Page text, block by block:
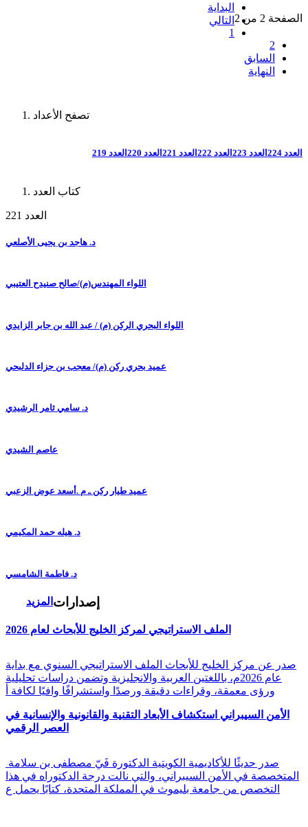
الصفحة 2 من 2
البداية
التالي
1
2
السابق
النهاية
تصفح الأعداد
العدد 224 العدد 223 العدد 222 العدد 221 العدد 220 العدد 219
كتاب العدد
العدد 221
د. هاجد بن يحيى الأصلعي
اللواء المهندس(م)/صالح صنيدح العتيبي
اللواء البحري الركن (م) / عبد الله بن جابر الزايدي
عميد بحري ركن (م)/ معجب بن جزاء الدلبحي
د. سامي ثامر الرشيدي
عاصم الشيدي
عميد طيار ركن ـ م .أسعد عوض الزعبي
د. هيله حمد المكيمي
د. فاطمة الشامسي
المزيد إصدارات
الملف الاستراتيجي لمركز الخليج للأبحاث لعام 2026
صدر عن مركز الخليج للأبحاث الملف الاستراتيجي السنوي مع بداية
عام 2026م، باللغتين العربية والانجليزية وتضمن دراسات تحليلية
ورؤى معمقة، وقراءات دقيقة ورصدًا واستشرافًا وافيًا لكافة أ
الأمن السيبراني استكشاف الأبعاد التقنية والقانونية والإنسانية في
العصر الرقمي
المتخصصة في الأمن السيبراني، والتي نالت درجة الدكتوراه في هذا
التخصص من جامعة بليموث في المملكة المتحدة، كتابًا يحمل ع